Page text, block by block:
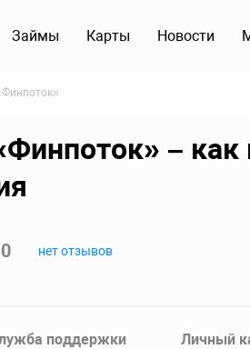
Займы Карты Новости
– как
0 нет отзывов
поддержки Личный